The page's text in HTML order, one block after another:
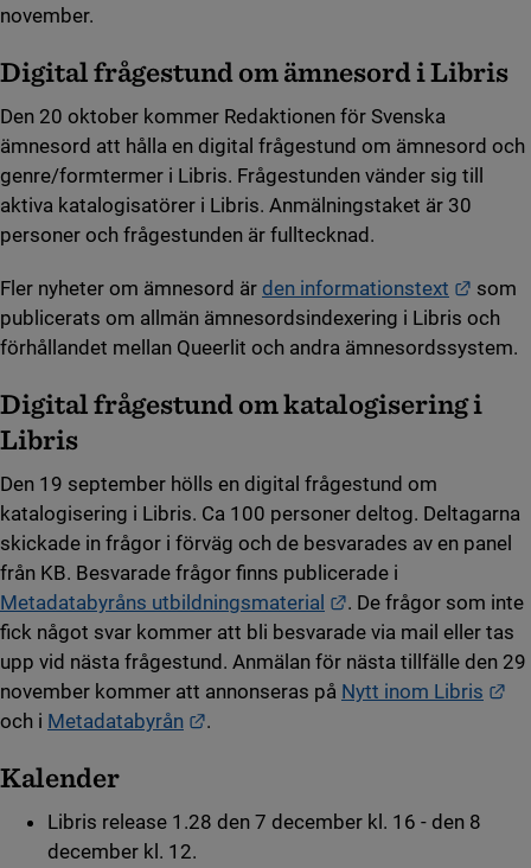
november.
Digital frågestund om ämnesord i Libris
Den 20 oktober kommer Redaktionen för Svenska
ämnesord att hålla en digital frågestund om ämnesord och
genre/formtermer i Libris. Frågestunden vänder sig till
aktiva katalogisatörer i Libris. Anmälningstaket är 30
personer och frågestunden är fulltecknad.
Fler nyheter om ämnesord är den informationstext Länk
som
publicerats om allmän ämnesordsindexering i Libris och
förhållandet mellan Queerlit och andra ämnesordssystem.
Digital frågestund om katalogisering i
Libris
Den 19 september hölls en digital frågestund om
katalogisering i Libris. Ca 100 personer deltog. Deltagarna
skickade in frågor i förväg och de besvarades av en panel
från KB. Besvarade frågor finns publicerade i
Metadatabyråns utbildningsmaterial
Länk till annan
. De frågor som inte
fick något svar kommer att bli besvarade via mail eller tas
upp vid nästa frågestund. Anmälan för nästa tillfälle den 29
november kommer att annonseras på Nytt inom Libris
och i Metadatabyrån Länk till annan webbplats.
.
Kalender
Libris release 1.28 den 7 december kl. 16 - den 8
december kl. 12.